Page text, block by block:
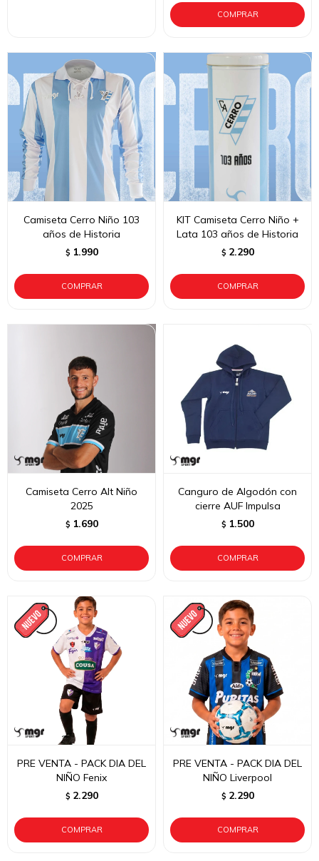
Camiseta Cerro Niño 103
años de Historia
$ 1.990
KIT Camiseta Cerro Niño +
Lata 103 años de Historia
$ 2.290
Camiseta Cerro Alt Niño
2025
$ 1.690
Canguro de Algodón con
cierre AUF Impulsa
$ 1.500
PRE VENTA - PACK DIA DEL
NIÑO Fenix
$ 2.290
PRE VENTA - PACK DIA DEL
NIÑO Liverpool
$ 2.290